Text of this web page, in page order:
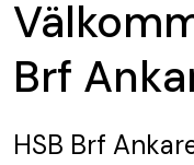
Brf
HSB Brf